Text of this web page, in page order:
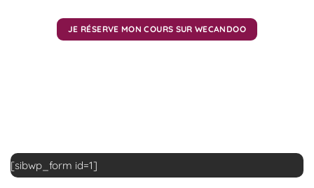
JE RÉSERVE MON COURS SUR WECANDOO
[sibwp_form id=1]